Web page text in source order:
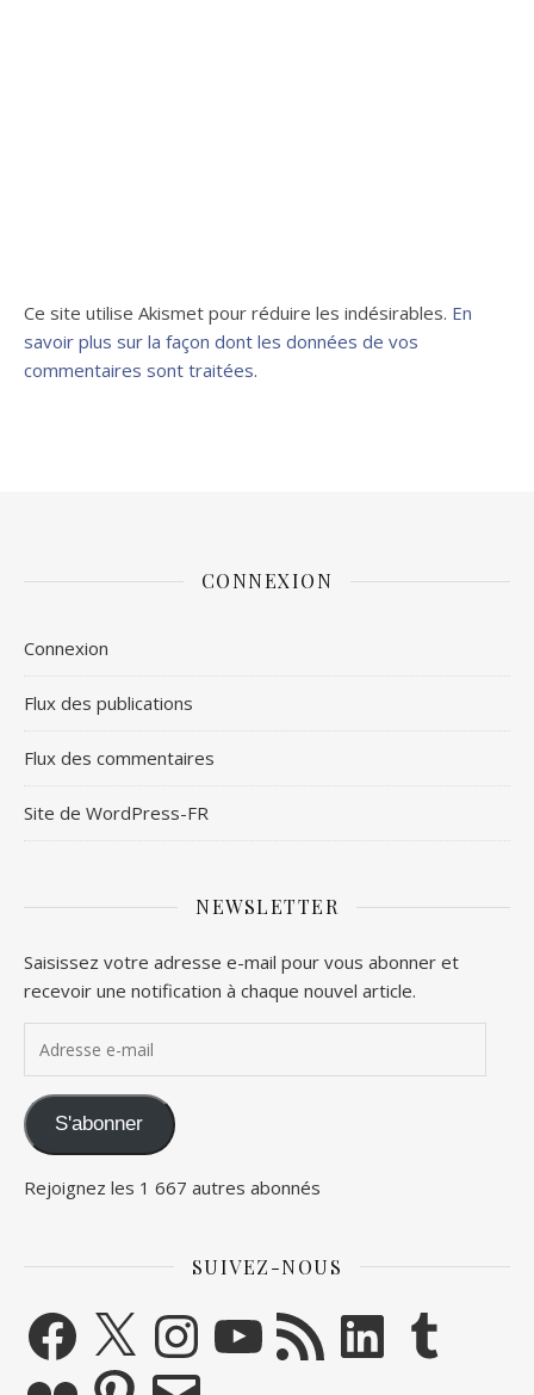
Ce site utilise Akismet pour réduire les indésirables. En
savoir plus sur la façon dont les données de vos
commentaires sont traitées.
CONNEXION
Connexion
Flux des publications
Flux des commentaires
Site de WordPress-FR
NEWSLETTER
Saisissez votre adresse e-mail pour vous abonner et
recevoir une notification à chaque nouvel article.
S'abonner
Rejoignez les 1 667 autres abonnés
SUIVEZ-NOUS
Facebook
X InstagramYouTubeFlux RSSLinkedIn Tumblr
PinterestE-mail